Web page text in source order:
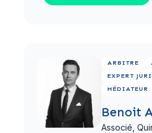
ARBITRE
EXPERT
MÉDIATEUR
Benoit
Associé,